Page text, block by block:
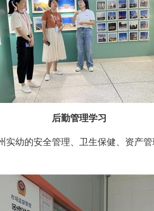
后勤管理学习
的安全管理、卫生保健、资产管